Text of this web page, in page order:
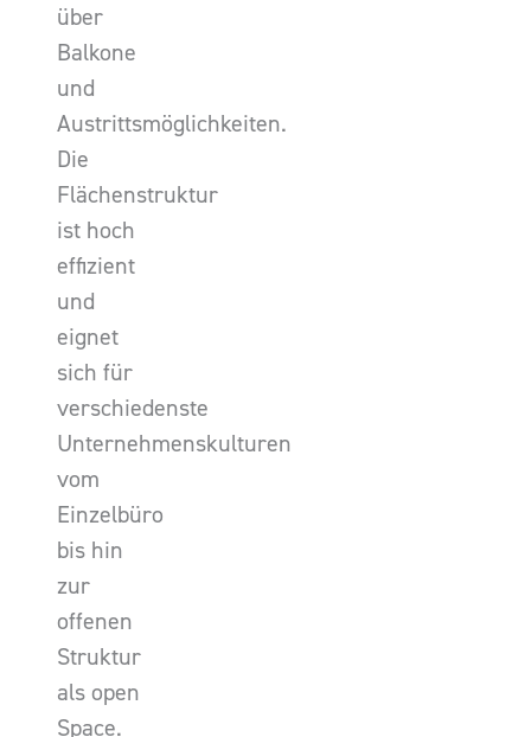
über
Balkone
und
Austrittsmöglichkeiten.
Die
Flächenstruktur
ist hoch
effizient
und
eignet
sich für
verschiedenste
Unternehmenskulturen
vom
Einzelbüro
bis hin
zur
offenen
Struktur
als open
Space.